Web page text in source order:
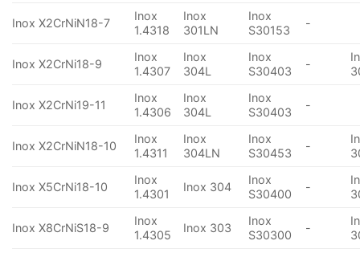
Inox X2CrNiN18-7
Inox
1.4318
Inox
301LN
Inox
S30153
-
Inox X2CrNi18-9
Inox
1.4307
Inox
304L
Inox
S30403
-
Inox X2CrNi19-11
Inox
1.4306
Inox
304L
Inox
S30403
-
Inox X2CrNiN18-10
Inox
1.4311
Inox
304LN
Inox
S30453
-
Inox X5CrNi18-10
Inox
1.4301
Inox 304
Inox
S30400
-
Inox X8CrNiS18-9
Inox
1.4305
Inox 303
Inox
S30300
-